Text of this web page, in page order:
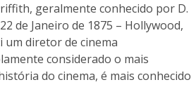
geralmente conhecido por D.
de Janeiro de 1875 – Hollywood,
um diretor de cinema
considerado o mais
do cinema, é mais conhecido